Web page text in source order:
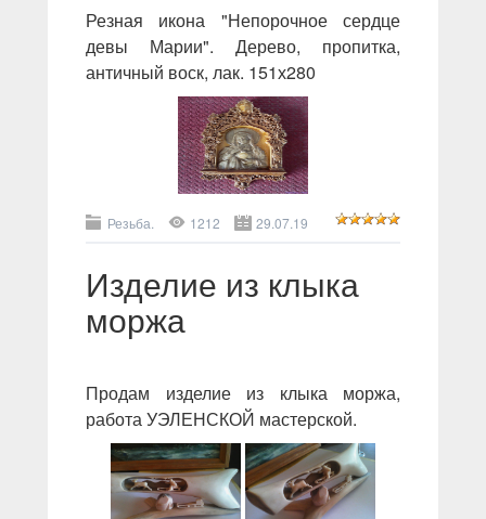
Резная икона "Непорочное сердце
девы Марии". Дерево, пропитка,
античный воск, лак. 151х280
Резьба. 1212 29.07.19
Изделие из клыка
моржа
Продам изделие из клыка моржа,
работа УЭЛЕНСКОЙ мастерской.